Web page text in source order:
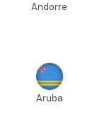
Andorre
Aruba